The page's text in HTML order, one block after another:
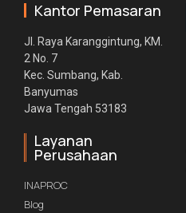
Kantor Pemasaran
Jl. Raya Karanggintung, KM.
2 No. 7
Kec. Sumbang, Kab.
Banyumas
Jawa Tengah 53183
Layanan
Perusahaan
INAPROC
Blog